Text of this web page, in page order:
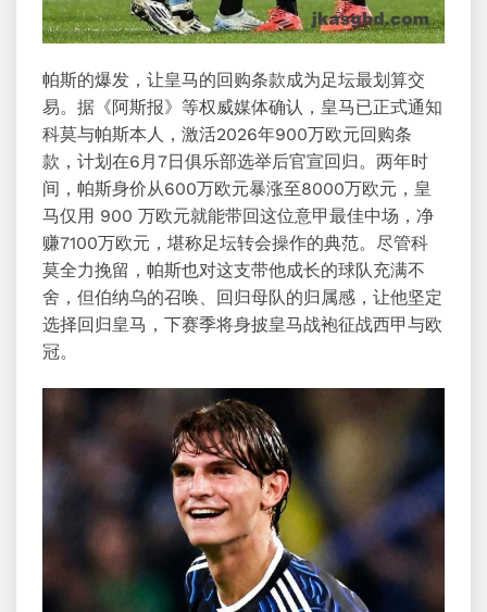
帕斯的爆发，让皇马的回购条款成为足坛最划算交
易。据《阿斯报》等权威媒体确认，皇马已正式通知
科莫与帕斯本人，激活2026年900万欧元回购条
款，计划在6月7日俱乐部选举后官宣回归。两年时
间，帕斯身价从600万欧元暴涨至8000万欧元，皇
马仅用 900 万欧元就能带回这位意甲最佳中场，净
赚7100万欧元，堪称足坛转会操作的典范。尽管科
莫全力挽留，帕斯也对这支带他成长的球队充满不
舍，但伯纳乌的召唤、回归母队的归属感，让他坚定
选择回归皇马，下赛季将身披皇马战袍征战西甲与欧
冠。